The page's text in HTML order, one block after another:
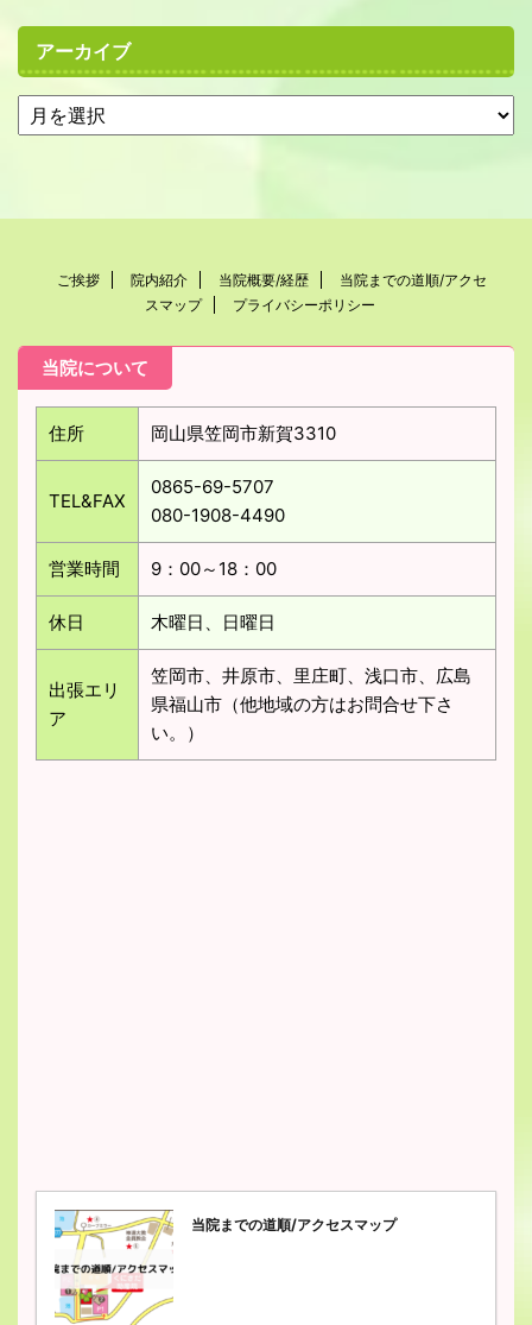
アーカイブ
ご挨拶 院内紹介 当院概要/経歴
当院までの道順/アクセ
スマップ
プライバシーポリシー
当院について
住所 岡山県笠岡市新賀3310
TEL&FAX
0865-69-5707
080-1908-4490
営業時間 9：00～18：00
休日 木曜日、日曜日
出張エリ
ア
笠岡市、井原市、里庄町、浅口市、広島
県福山市（他地域の方はお問合せ下さ
い。）
当院までの道順/アクセスマップ